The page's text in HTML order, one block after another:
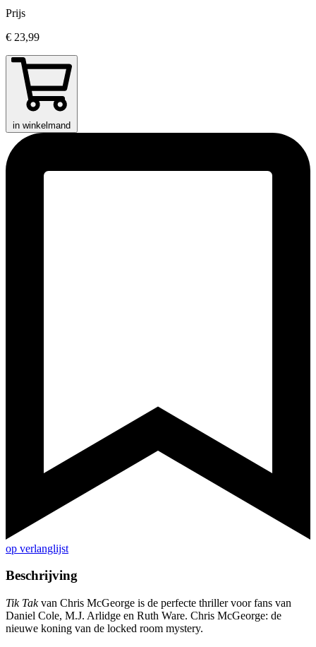
Prijs
€ 23,99
in winkelmand
op verlanglijst
Beschrijving
Tik Takvan Chris McGeorge is de perfecte thriller voor fans van
Daniel Cole, M.J. Arlidge en Ruth Ware. Chris McGeorge: de
nieuwe koning van de locked room mystery.